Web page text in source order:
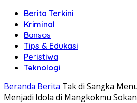
Berita Terkini
Kriminal
Bansos
Tips & Edukasi
Peristiwa
Teknologi
Beranda Berita Tak di Sangka
Menjadi Idola di Mangkokmu